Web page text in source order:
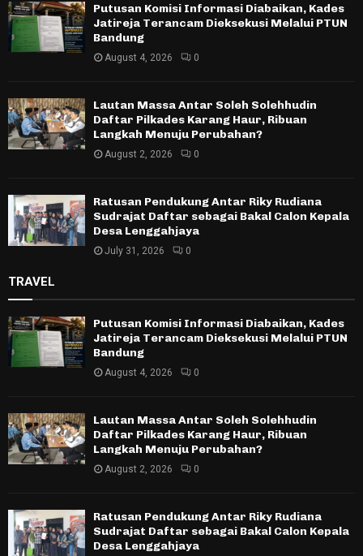
Putusan Komisi Informasi Diabaikan, Kades
Jatireja Terancam Dieksekusi Melalui PTUN
Bandung
August 4, 2026 0
Lautan Massa Antar Soleh Solehhudin
Daftar Pilkades Karang Haur, Ribuan
Langkah Menuju Perubahan?
August 2, 2026 0
Ratusan Pendukung Antar Riky Rudiana
Sudrajat Daftar sebagai Bakal Calon Kepala
Desa Lenggahjaya
July 31, 2026 0
TRAVEL
Putusan Komisi Informasi Diabaikan, Kades
Jatireja Terancam Dieksekusi Melalui PTUN
Bandung
August 4, 2026 0
Lautan Massa Antar Soleh Solehhudin
Daftar Pilkades Karang Haur, Ribuan
Langkah Menuju Perubahan?
August 2, 2026 0
Ratusan Pendukung Antar Riky Rudiana
Sudrajat Daftar sebagai Bakal Calon Kepala
Desa Lenggahjaya